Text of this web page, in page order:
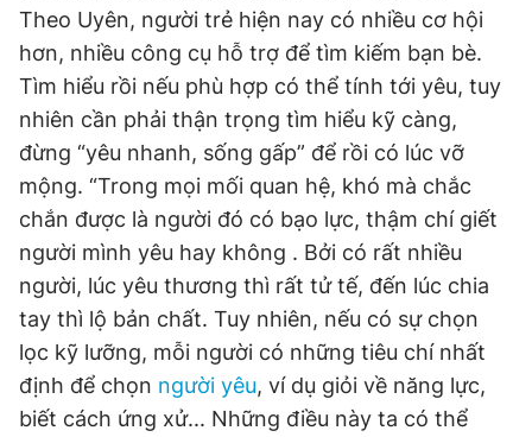
Theo Uyên, người trẻ hiện nay có nhiều cơ hội
hơn, nhiều công cụ hỗ trợ để tìm kiếm bạn bè.
Tìm hiểu rồi nếu phù hợp có thể tính tới yêu, tuy
nhiên cần phải thận trọng tìm hiểu kỹ càng,
đừng “yêu nhanh, sống gấp” để rồi có lúc vỡ
mộng. “Trong mọi mối quan hệ, khó mà chắc
chắn được là người đó có bạo lực, thậm chí giết
người mình yêu hay không . Bởi có rất nhiều
người, lúc yêu thương thì rất tử tế, đến lúc chia
tay thì lộ bản chất. Tuy nhiên, nếu có sự chọn
lọc kỹ lưỡng, mỗi người có những tiêu chí nhất
định để chọn người yêu, ví dụ giỏi về năng lực,
biết cách ứng xử... Những điều này ta có thể